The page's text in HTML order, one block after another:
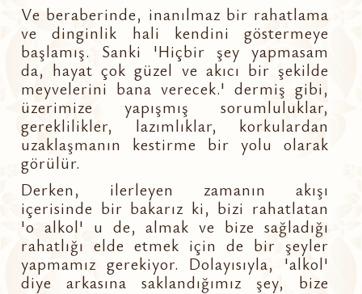
Ve beraberinde, inanılmaz bir rahatlama
ve dinginlik hali kendini göstermeye
başlamış. Sanki 'Hiçbir şey yapmasam
da, hayat çok güzel ve akıcı bir şekilde
meyvelerini bana verecek.' dermiş gibi,
üzerimize yapışmış sorumluluklar,
gereklilikler, lazımlıklar, korkulardan
uzaklaşmanın kestirme bir yolu olarak
görülür.
Derken, ilerleyen zamanın akışı
içerisinde bir bakarız ki, bizi rahatlatan
'o alkol' u de, almak ve bize sağladığı
rahatlığı elde etmek için de bir şeyler
yapmamız gerekiyor. Dolayısıyla, 'alkol'
diye arkasına saklandığımız şey, bize